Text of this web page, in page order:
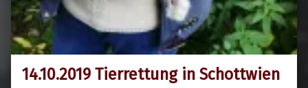
14.10.2019 Tierrettung in Schottwien